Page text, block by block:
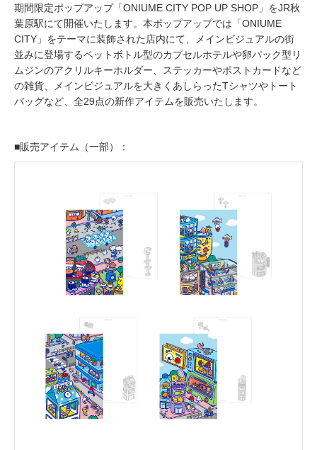
期間限定ポップアップ「ONIUME CITY POP UP SHOP」をJR秋
葉原駅にて開催いたします。本ポップアップでは「ONIUME
CITY」をテーマに装飾された店内にて、メインビジュアルの街
並みに登場するペットボトル型のカプセルホテルや卵パック型リ
ムジンのアクリルキーホルダー、ステッカーやポストカードなど
の雑貨、メインビジュアルを大きくあしらったTシャツやトート
バッグなど、全29点の新作アイテムを販売いたします。
■販売アイテム（一部）：